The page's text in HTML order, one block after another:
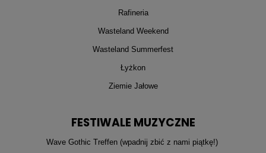
Rafineria
Wasteland Weekend
Wasteland Summerfest
Łyżkon
Ziemie Jałowe
FESTIWALE MUZYCZNE
Wave Gothic Treffen (wpadnij zbić z nami piątkę!)